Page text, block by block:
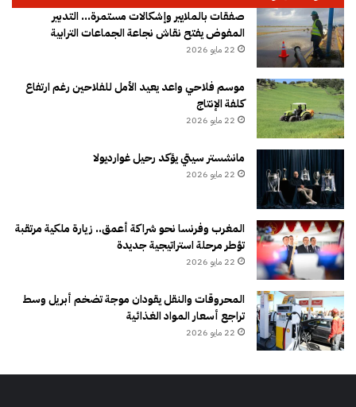
صفقات بالملايير وإشكالات مستمرة… التدبير
المفوض يفتح نقاش نجاعة الجماعات الترابية
22 مايو 2026
موسم فلاحي واعد يعيد الأمل للفلاحين رغم ارتفاع
كلفة الإنتاج
22 مايو 2026
مانشستر سيتي يؤكد رحيل غوارديولا
22 مايو 2026
المغرب وفرنسا نحو شراكة أعمق.. زيارة ملكية مرتقبة
تؤطر مرحلة استراتيجية جديدة
22 مايو 2026
المحروقات والنقل يقودان موجة تضخم أبريل وسط
تراجع أسعار المواد الغذائية
22 مايو 2026